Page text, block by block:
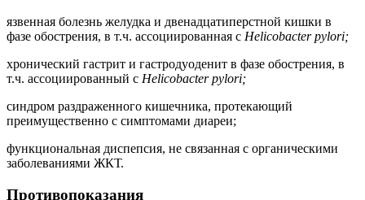
язвенная болезнь желудка и двенадцатиперстной кишки в
фазе обострения, в т.ч. ассоциированная с Helicobacter pylori;
хронический гастрит и гастродуоденит в фазе обострения, в
т.ч. ассоциированный с Helicobacter pylori;
синдром раздраженного кишечника, протекающий
преимущественно с симптомами диареи;
функциональная диспепсия, не связанная с органическими
заболеваниями ЖКТ.
Противопоказания